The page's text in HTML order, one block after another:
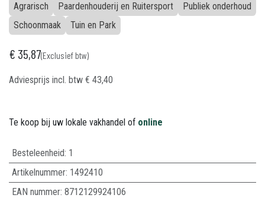
Agrarisch Paardenhouderij en Ruitersport
Publiek onderhoud
Schoonmaak
Tuin en Park
€ 35,87(Exclusief btw)
Adviesprijs incl. btw € 43,40
Te koop bij uw lokale vakhandel of online
Besteleenheid: 1
Artikelnummer: 1492410
EAN nummer: 8712129924106